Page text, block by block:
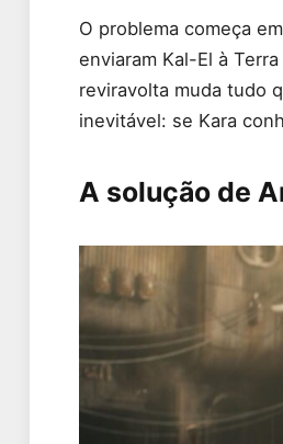
O problema começa em
enviaram Kal-El à
reviravolta muda tudo
inevitável: se Kara
A solução de